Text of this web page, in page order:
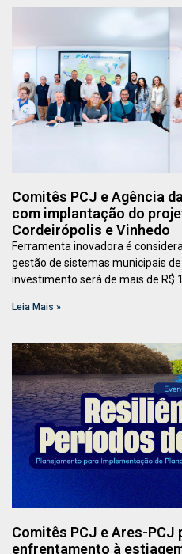
Comitês PCJ e Agência
com implantação do
Cordeirópolis e Vinhedo
Ferramenta inovadora é
gestão de sistemas municipais
investimento será de mais de R$
Leia Mais »
Comitês PCJ e Ares-
enfrentamento à